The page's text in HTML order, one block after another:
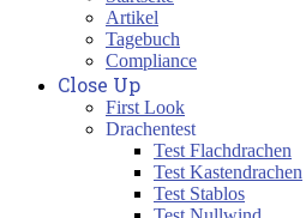
Artikel
Tagebuch
Compliance
Close Up
First Look
Drachentest
Test Flachdrachen
Test Kastendrachen
Test Stablos